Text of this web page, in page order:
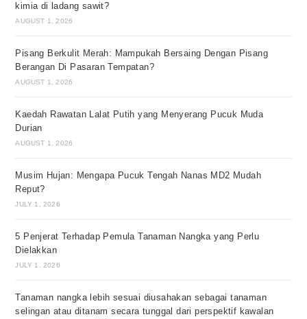
kimia di ladang sawit?
AUGUST 1, 2026
Pisang Berkulit Merah: Mampukah Bersaing Dengan Pisang
Berangan Di Pasaran Tempatan?
AUGUST 1, 2026
Kaedah Rawatan Lalat Putih yang Menyerang Pucuk Muda
Durian
AUGUST 1, 2026
Musim Hujan: Mengapa Pucuk Tengah Nanas MD2 Mudah
Reput?
JULY 1, 2026
5 Penjerat Terhadap Pemula Tanaman Nangka yang Perlu
Dielakkan
JULY 1, 2026
Tanaman nangka lebih sesuai diusahakan sebagai tanaman
selingan atau ditanam secara tunggal dari perspektif kawalan